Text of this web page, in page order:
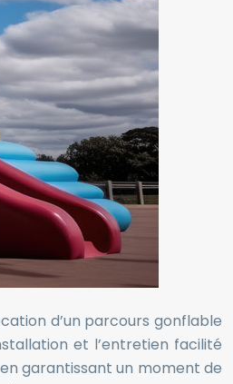
d’un parcours gonflable
et l’entretien facilité
garantissant un moment de